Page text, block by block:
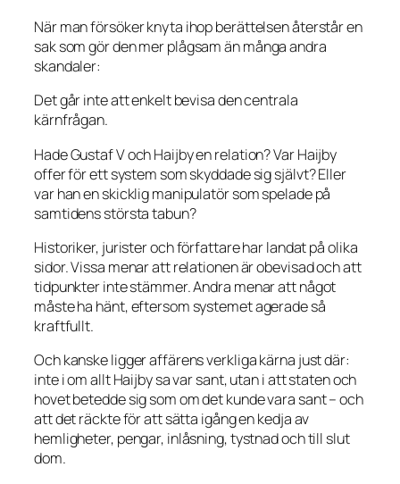
När man försöker knyta ihop berättelsen återstår en
sak som gör den mer plågsam än många andra
skandaler:
Det går inte att enkelt bevisa den centrala
kärnfrågan.
Hade Gustaf V och Haijby en relation? Var Haijby
offer för ett system som skyddade sig självt? Eller
var han en skicklig manipulatör som spelade på
samtidens största tabun?
Historiker, jurister och författare har landat på olika
sidor. Vissa menar att relationen är obevisad och att
tidpunkter inte stämmer. Andra menar att något
måste ha hänt, eftersom systemet agerade så
kraftfullt.
Och kanske ligger affärens verkliga kärna just där:
inte i om allt Haijby sa var sant, utan i att staten och
hovet betedde sig som om det kunde vara sant – och
att det räckte för att sätta igång en kedja av
hemligheter, pengar, inlåsning, tystnad och till slut
dom.